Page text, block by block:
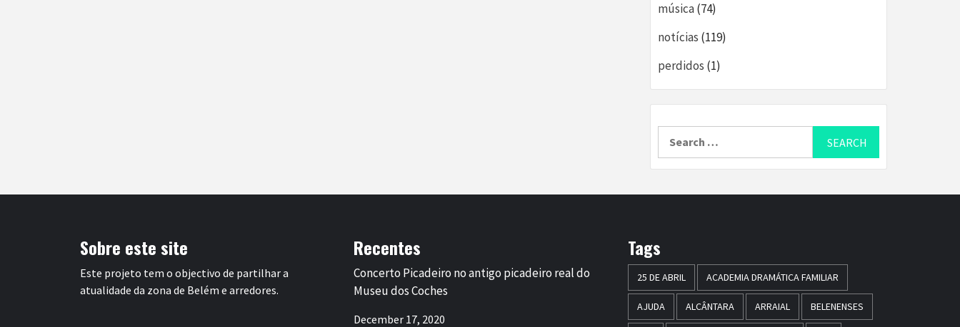
música(74)
notícias (119)
perdidos (1)
Sobre este site
Este projeto tem o objectivo de partilhar a
atualidade da zona de Belém e arredores.
Recentes
Concerto Picadeiro no antigo picadeiro real do
Museu dos Coches
December 17, 2020
Tags
25 DE ABRIL ACADEMIA DRAMÁTICA FAMILIAR
AJUDA ALCÂNTARA ARRAIAL BELENENSES